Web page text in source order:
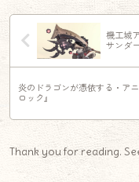
機工城
サンダ
炎のドラゴンが憑依する・ア
ロック』
Thank you for reading.